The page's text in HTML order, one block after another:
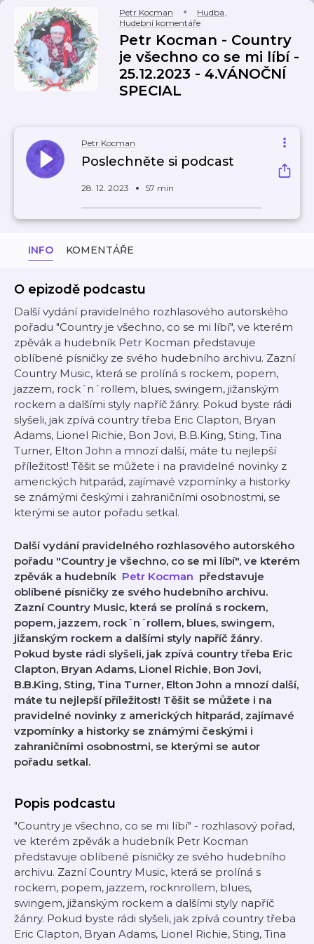
Petr Kocman Hudba,
Hudební komentáře
Petr Kocman - Country
je všechno co se mi líbí -
25.12.2023 - 4.VÁNOČNÍ
SPECIAL
Petr Kocman
Poslechněte si podcast
28. 12. 2023 57 min
INFO KOMENTÁŘE
O epizodě podcastu
Další vydání pravidelného rozhlasového autorského
pořadu "Country je všechno, co se mi líbí", ve kterém
zpěvák a hudebník ⁠⁠⁠⁠⁠⁠⁠⁠⁠⁠⁠Petr Kocman⁠⁠⁠⁠⁠⁠⁠⁠⁠⁠⁠ představuje
oblíbené písničky ze svého hudebního archivu. Zazní
Country Music, která se prolíná s rockem, popem,
jazzem, rock´n´rollem, blues, swingem, jižanským
rockem a dalšími styly napříč žánry. Pokud byste rádi
slyšeli, jak zpívá country třeba Eric Clapton, Bryan
Adams, Lionel Richie, Bon Jovi, B.B.King, Sting, Tina
Turner, Elton John a mnozí další, máte tu nejlepší
příležitost! Těšit se můžete i na pravidelné novinky z
amerických hitparád, zajímavé vzpomínky a historky
se známými českými i zahraničními osobnostmi, se
kterými se autor pořadu setkal.
Další vydání pravidelného rozhlasového autorského
pořadu "Country je všechno, co se mi líbí", ve kterém
zpěvák a hudebník Petr Kocman představuje
oblíbené písničky ze svého hudebního archivu.
Zazní Country Music, která se prolíná s rockem,
popem, jazzem, rock´n´rollem, blues, swingem,
jižanským rockem a dalšími styly napříč žánry.
Pokud byste rádi slyšeli, jak zpívá country třeba Eric
Clapton, Bryan Adams, Lionel Richie, Bon Jovi,
B.B.King, Sting, Tina Turner, Elton John a mnozí další,
máte tu nejlepší příležitost! Těšit se můžete i na
pravidelné novinky z amerických hitparád, zajímavé
vzpomínky a historky se známými českými i
zahraničními osobnostmi, se kterými se autor
pořadu setkal.
Popis podcastu
"Country je všechno, co se mi líbí" - rozhlasový pořad,
ve kterém zpěvák a hudebník Petr Kocman
představuje oblíbené písničky ze svého hudebního
archivu. Zazní Country Music, která se prolíná s
rockem, popem, jazzem, rocknrollem, blues,
swingem, jižanským rockem a dalšími styly napříč
žánry. Pokud byste rádi slyšeli, jak zpívá country třeba
Eric Clapton, Bryan Adams, Lionel Richie, Sting, Tina